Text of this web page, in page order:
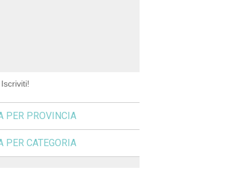
Iscriviti!
PER PROVINCIA
PER CATEGORIA